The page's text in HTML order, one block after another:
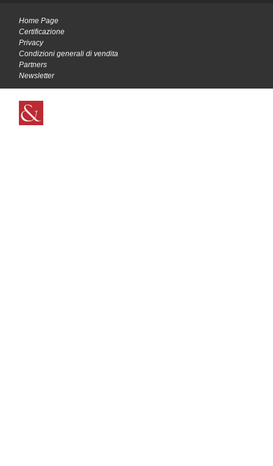
Home Page
Certificazione
Privacy
Condizioni generali di vendita
Partners
Newsletter